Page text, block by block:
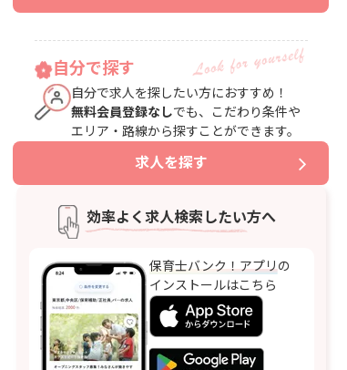
自分で探す
自分で求人を探したい方におすすめ！
無料会員登録なしでも、こだわり条件や
エリア・路線から探すことができます。
求人を探す
効率よく求人検索したい方へ
保育士バンク！アプリの
インストールはこちら